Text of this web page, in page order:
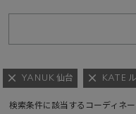
YANUK 仙台 KATE
検索条件に該当するコーディネ